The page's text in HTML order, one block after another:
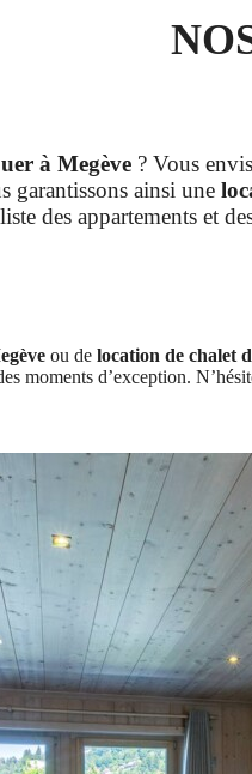
à Megève ? Vous
garantissons ainsi une
des appartements et
ou de location de chalet
moments d’exception.